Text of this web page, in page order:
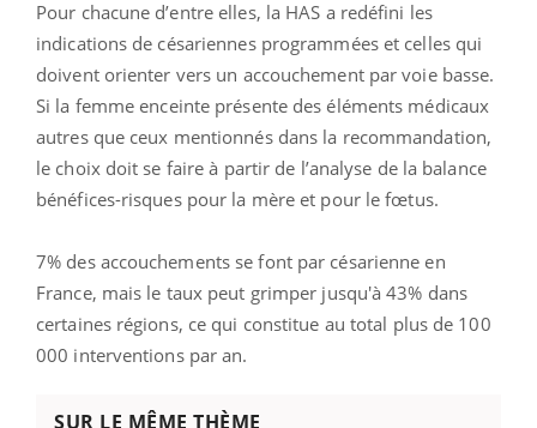
Pour chacune d’entre elles, la HAS a redéfini les
indications de césariennes programmées et celles qui
doivent orienter vers un accouchement par voie basse.
Si la femme enceinte présente des éléments médicaux
autres que ceux mentionnés dans la recommandation,
le choix doit se faire à partir de l’analyse de la balance
bénéfices-risques pour la mère et pour le fœtus.
7% des accouchements se font par césarienne en
France, mais le taux peut grimper jusqu'à 43% dans
certaines régions, ce qui constitue au total plus de 100
000 interventions par an.
SUR LE MÊME THÈME